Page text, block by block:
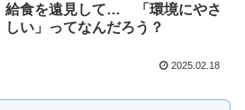
給食を遠見して… 「環境にやさ
しい」ってなんだろう？
2025.02.18